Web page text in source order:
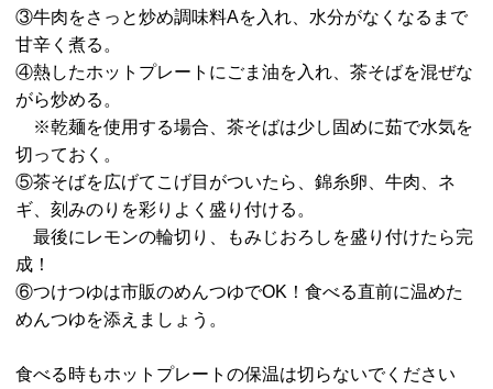
③牛肉をさっと炒め調味料Aを入れ、水分がなくなるまで
甘辛く煮る。
④熱したホットプレートにごま油を入れ、茶そばを混ぜな
がら炒める。
※乾麺を使用する場合、茶そばは少し固めに茹で水気を
切っておく。
⑤茶そばを広げてこげ目がついたら、錦糸卵、牛肉、ネ
ギ、刻みのりを彩りよく盛り付ける。
最後にレモンの輪切り、もみじおろしを盛り付けたら完
成！
⑥つけつゆは市販のめんつゆでOK！食べる直前に温めた
めんつゆを添えましょう。
食べる時もホットプレートの保温は切らないでください